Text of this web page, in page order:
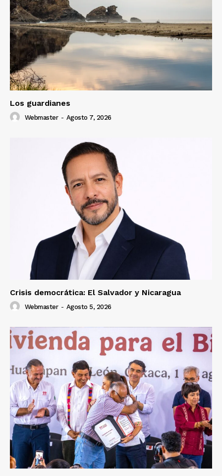
Los guardianes
Webmaster - Agosto 7, 2026
Crisis democrática: El Salvador y Nicaragua
Webmaster - Agosto 5, 2026